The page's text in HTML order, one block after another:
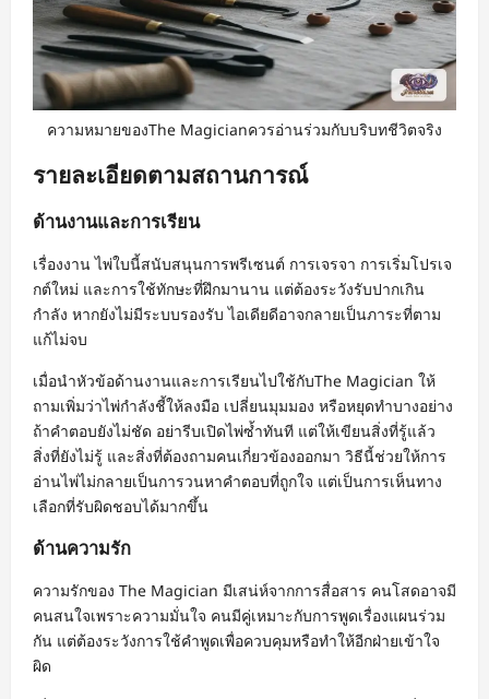
ความหมายของThe Magicianควรอ่านร่วมกับบริบทชีวิตจริง
รายละเอียดตามสถานการณ์
ด้านงานและการเรียน
เรื่องงาน ไพ่ใบนี้สนับสนุนการพรีเซนต์ การเจรจา การเริ่มโปรเจ
กต์ใหม่ และการใช้ทักษะที่ฝึกมานาน แต่ต้องระวังรับปากเกิน
กำลัง หากยังไม่มีระบบรองรับ ไอเดียดีอาจกลายเป็นภาระที่ตาม
แก้ไม่จบ
เมื่อนำหัวข้อด้านงานและการเรียนไปใช้กับThe Magician ให้
ถามเพิ่มว่าไพ่กำลังชี้ให้ลงมือ เปลี่ยนมุมมอง หรือหยุดทำบางอย่าง
ถ้าคำตอบยังไม่ชัด อย่ารีบเปิดไพ่ซ้ำทันที แต่ให้เขียนสิ่งที่รู้แล้ว
สิ่งที่ยังไม่รู้ และสิ่งที่ต้องถามคนเกี่ยวข้องออกมา วิธีนี้ช่วยให้การ
อ่านไพ่ไม่กลายเป็นการวนหาคำตอบที่ถูกใจ แต่เป็นการเห็นทาง
เลือกที่รับผิดชอบได้มากขึ้น
ด้านความรัก
ความรักของ The Magician มีเสน่ห์จากการสื่อสาร คนโสดอาจมี
คนสนใจเพราะความมั่นใจ คนมีคู่เหมาะกับการพูดเรื่องแผนร่วม
กัน แต่ต้องระวังการใช้คำพูดเพื่อควบคุมหรือทำให้อีกฝ่ายเข้าใจ
ผิด